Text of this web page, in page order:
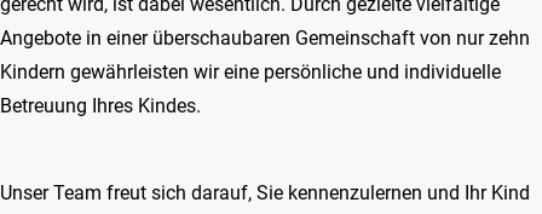
Angebote in einer überschaubaren Gemeinschaft von nur zehn
Kindern gewährleisten wir eine persönliche und individuelle
Betreuung Ihres Kindes.
Unser Team freut sich darauf, Sie kennenzulernen und Ihr Kind